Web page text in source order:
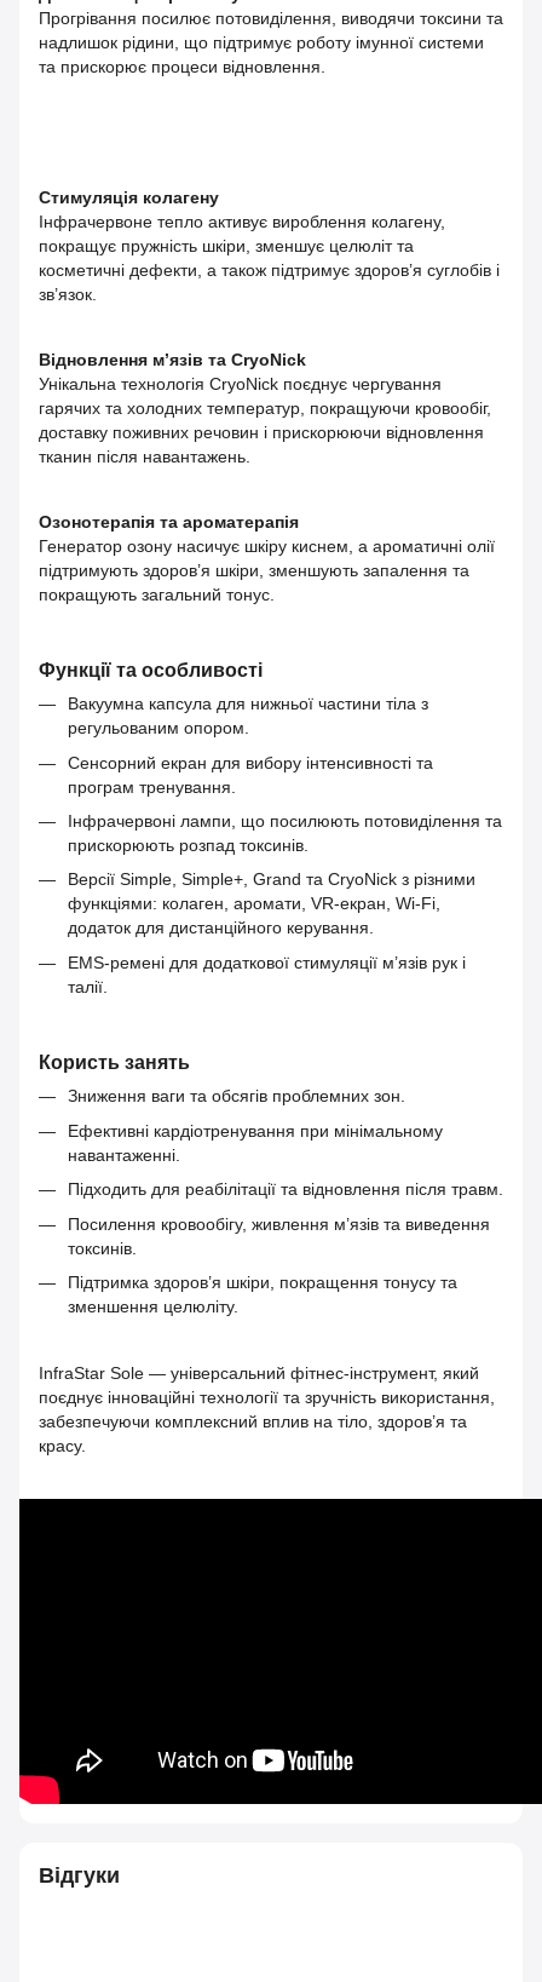
Прогрівання посилює потовиділення, виводячи токсини та
надлишок рідини, що підтримує роботу імунної системи
та прискорює процеси відновлення.
Стимуляція колагену
Інфрачервоне тепло активує вироблення колагену,
покращує пружність шкіри, зменшує целюліт та
косметичні дефекти, а також підтримує здоров’я суглобів і
зв’язок.
Відновлення м’язів та CryoNick
Унікальна технологія CryoNick поєднує чергування
гарячих та холодних температур, покращуючи кровообіг,
доставку поживних речовин і прискорюючи відновлення
тканин після навантажень.
Озонотерапія та ароматерапія
Генератор озону насичує шкіру киснем, а ароматичні олії
підтримують здоров’я шкіри, зменшують запалення та
покращують загальний тонус.
Функції та особливості
Вакуумна капсула для нижньої частини тіла з
регульованим опором.
Сенсорний екран для вибору інтенсивності та
програм тренування.
Інфрачервоні лампи, що посилюють потовиділення та
прискорюють розпад токсинів.
Версії Simple, Simple+, Grand та CryoNick з різними
функціями: колаген, аромати, VR-екран, Wi-Fi,
додаток для дистанційного керування.
EMS-ремені для додаткової стимуляції м’язів рук і
талії.
Користь занять
Зниження ваги та обсягів проблемних зон.
Ефективні кардіотренування при мінімальному
навантаженні.
Підходить для реабілітації та відновлення після травм.
Посилення кровообігу, живлення м’язів та виведення
токсинів.
Підтримка здоров’я шкіри, покращення тонусу та
зменшення целюліту.
InfraStar Sole — універсальний фітнес-інструмент, який
поєднує інноваційні технології та зручність використання,
забезпечуючи комплексний вплив на тіло, здоров’я та
красу.
Відгуки